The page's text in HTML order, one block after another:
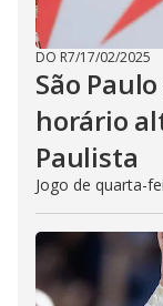
DO R7/17/02/2025
São
horário
Paulista
Jogo de quarta-